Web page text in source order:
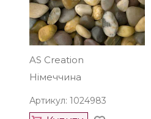
AS Creation
Німеччина
Артикул: 1024983